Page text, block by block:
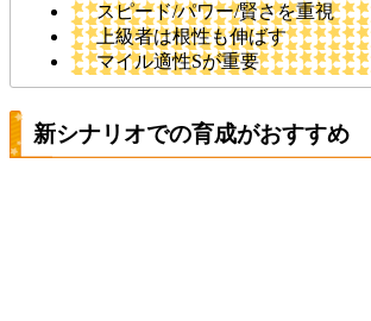
スピード/パワー/賢さを重視
上級者は根性も伸ばす
マイル適性Sが重要
新シナリオでの育成がおすすめ